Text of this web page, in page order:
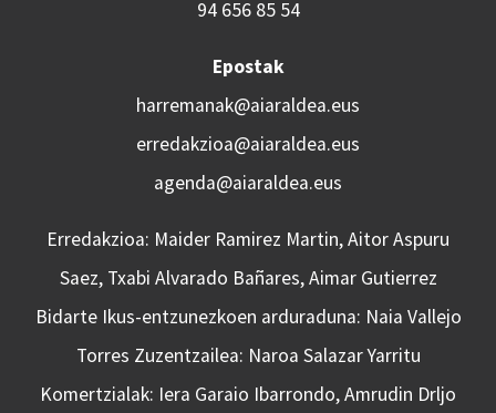
94 656 85 54
Epostak
harremanak@aiaraldea.eus
erredakzioa@aiaraldea.eus
agenda@aiaraldea.eus
Erredakzioa: Maider Ramirez Martin, Aitor Aspuru
Saez, Txabi Alvarado Bañares, Aimar Gutierrez
Bidarte Ikus-entzunezkoen arduraduna: Naia Vallejo
Torres Zuzentzailea: Naroa Salazar Yarritu
Komertzialak: Iera Garaio Ibarrondo, Amrudin Drljo